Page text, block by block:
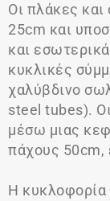
Οι πλάκες και
25cm και
και
κυκλικές
χαλύβδινο
steel tubes).
μέσω μιας
πάχους 50cm,
Η κυκλοφορία